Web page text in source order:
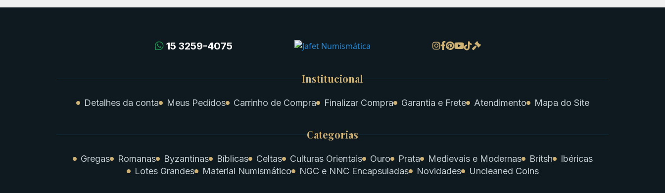
15 3259-4075
Institucional
Detalhes da conta Meus Pedidos Carrinho de Compra Finalizar Compra Garantia e Frete Atendimento Mapa do Site
Categorias
Gregas Romanas Byzantinas Bíblicas Celtas Culturas Orientais Ouro Prata Medievais e Modernas Britsh
Ibéricas
Lotes Grandes
Material Numismático NGC e NNC Encapsuladas Novidades Uncleaned Coins